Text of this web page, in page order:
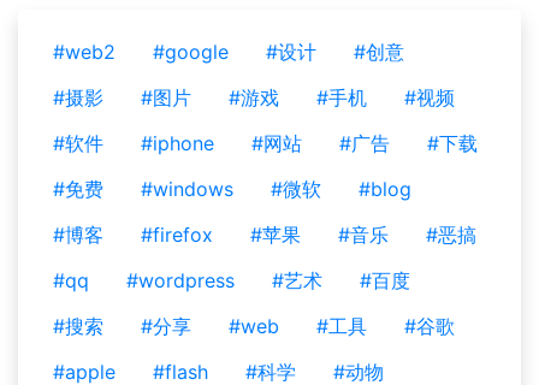
#web2 #google #设计
#创意
#摄影
#图片 #游戏 #手机
#视频
#软件
#iphone #网站 #广告
#下载
#免费
#windows #微软
#blog
#博客
#firefox #苹果 #音乐
#恶搞
#qq
#wordpress #艺术
#百度
#搜索
#分享 #web #工具
#谷歌
#apple
#flash #科学
#动物